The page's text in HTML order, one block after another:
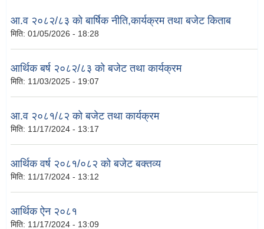
आ.व २०८२/८३ को बार्षिक नीति,कार्यक्रम तथा बजेट किताब
मिति: 01/05/2026 - 18:28
आर्थिक बर्ष २०८२/८३ को बजेट तथा कार्यक्रम
मिति: 11/03/2025 - 19:07
आ.व २०८१/८२ को बजेट तथा कार्यक्रम
मिति: 11/17/2024 - 13:17
आर्थिक वर्ष २०८१/०८२ को बजेट बक्तव्य
मिति: 11/17/2024 - 13:12
आर्थिक ऐन २०८१
मिति: 11/17/2024 - 13:09